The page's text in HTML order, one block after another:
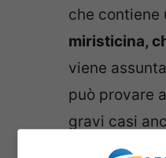
che contiene
miristicina,
viene
può provare
gravi casi
Fagioli: ottimi